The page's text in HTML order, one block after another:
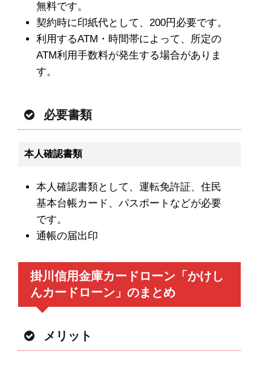
無料です。
契約時に印紙代として、200円必要です。
利用するATM・時間帯によって、所定の
ATM利用手数料が発生する場合がありま
す。
必要書類
本人確認書類
本人確認書類として、運転免許証、住民
基本台帳カード、パスポートなどが必要
です。
通帳の届出印
掛川信用金庫カードローン「かけし
んカードローン」のまとめ
メリット